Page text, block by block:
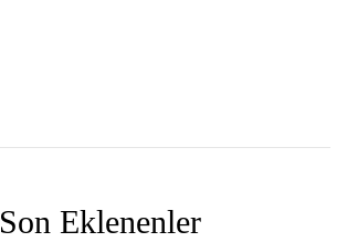
Son Eklenenler